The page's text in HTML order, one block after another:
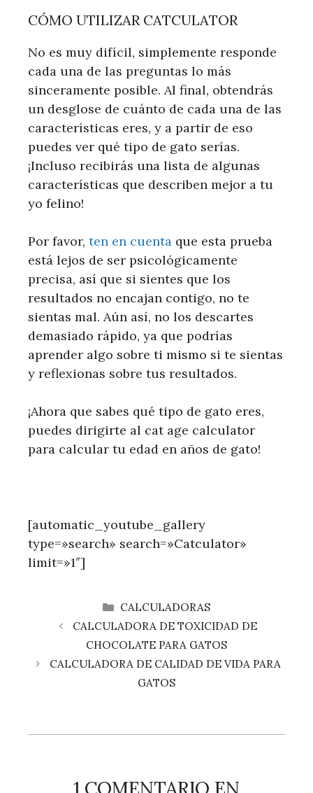
CÓMO UTILIZAR CATCULATOR
No es muy difícil, simplemente responde
cada una de las preguntas lo más
sinceramente posible. Al final, obtendrás
un desglose de cuánto de cada una de las
características eres, y a partir de eso
puedes ver qué tipo de gato serías.
¡Incluso recibirás una lista de algunas
características que describen mejor a tu
yo felino!
Por favor, ten en cuenta que esta prueba
está lejos de ser psicológicamente
precisa, así que si sientes que los
resultados no encajan contigo, no te
sientas mal. Aún así, no los descartes
demasiado rápido, ya que podrías
aprender algo sobre ti mismo si te sientas
y reflexionas sobre tus resultados.
¡Ahora que sabes qué tipo de gato eres,
puedes dirigirte al cat age calculator
para calcular tu edad en años de gato!
[automatic_youtube_gallery
type=»search» search=»Catculator»
limit=»1″]
CATEGORÍAS
CALCULADORAS
CALCULADORA DE TOXICIDAD DE
CHOCOLATE PARA GATOS
CALCULADORA DE CALIDAD DE VIDA PARA
GATOS
1 COMENTARIO EN